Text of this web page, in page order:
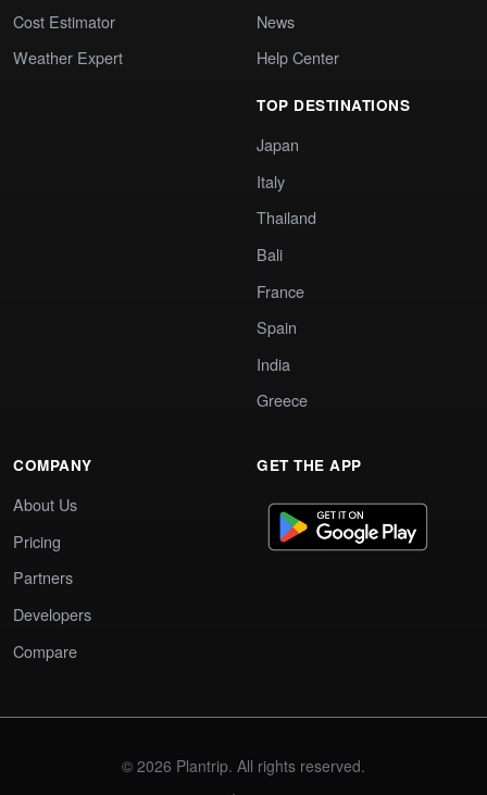
Cost Estimator
Weather Expert
News
Help Center
TOP DESTINATIONS
Japan
Italy
Thailand
Bali
France
Spain
India
Greece
COMPANY
About Us
Pricing
Partners
Developers
Compare
GET THE APP
© 2026 Plantrip. All rights reserved.